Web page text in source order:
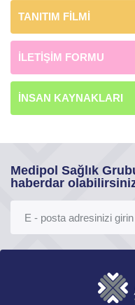
TANITIM FİLMİ
İLETİŞİM FORMU
İNSAN KAYNAKLARI
Medipol Sağlık
haberdar